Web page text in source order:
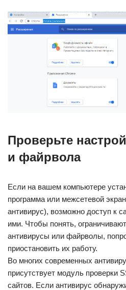
Проверьте
и файрвола
Если на вашем компьютере
программа или межсетевой
антивирус), возможно доступ к
ими. Чтобы понять,
антивирусы или файрволы,
приостановить их работу.
Во многих современных
присутствует модуль проверки
сайтов. Если антивирус